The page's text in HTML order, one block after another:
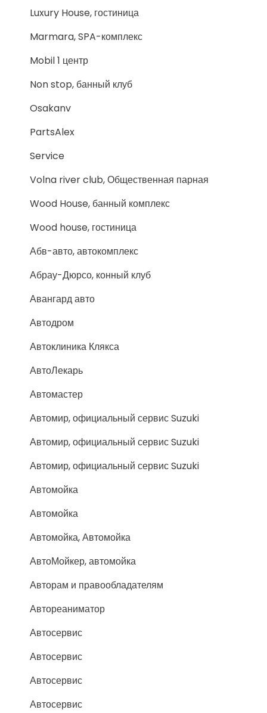
Luxury House, гостиница
Marmara, SPA-комплекс
Mobil 1 центр
Non stop, банный клуб
Osakanv
PartsAlex
Service
Volna river club, Общественная парная
Wood House, банный комплекс
Wood house, гостиница
Абв-авто, автокомплекс
Абрау-Дюрсо, конный клуб
Авангард авто
Автодром
Автоклиника Клякса
АвтоЛекарь
Автомастер
Автомир, официальный сервис Suzuki
Автомир, официальный сервис Suzuki
Автомир, официальный сервис Suzuki
Автомойка
Автомойка
Автомойка, Автомойка
АвтоМойкер, автомойка
Авторам и правообладателям
Автореаниматор
Автосервис
Автосервис
Автосервис
Автосервис